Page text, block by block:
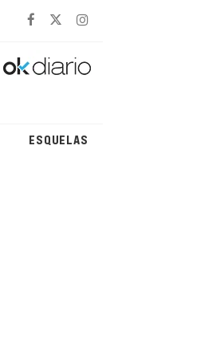
ESQUELAS